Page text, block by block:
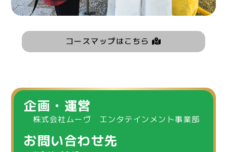
コースマップはこちら
企画・運営
株式会社ムーヴ エンタテインメント事業部
お問い合わせ先